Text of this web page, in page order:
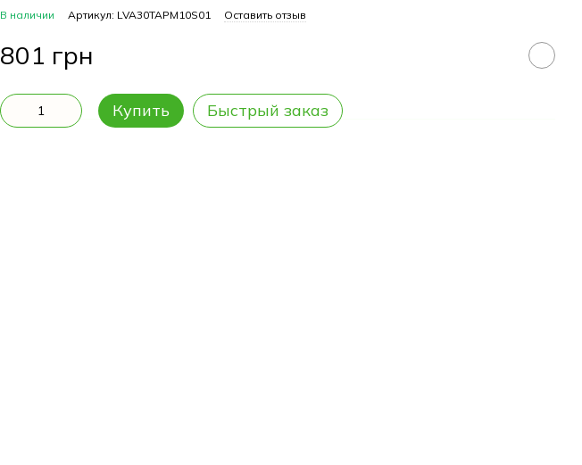
В наличии Артикул: LVA30TAPM10S01 Оставить отзыв
801 грн
Купить Быстрый заказ